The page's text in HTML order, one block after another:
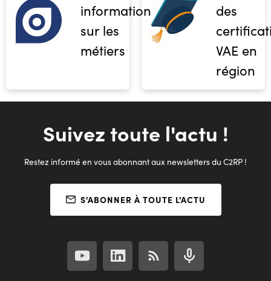
informations
sur les
métiers
des
VAE en
région
Suivez toute l'actu !
Restez informé en vous abonnant aux newsletters du C2RP !
S'ABONNER À TOUTE L'ACTU